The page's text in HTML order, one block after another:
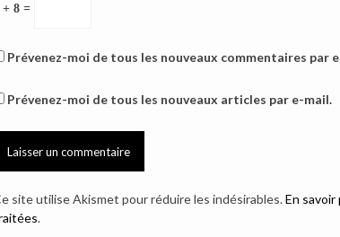
+ 8 =
Prévenez-moi de tous les nouveaux commentaires par
Prévenez-moi de tous les nouveaux articles par e-mail.
site utilise Akismet pour réduire les indésirables.En
.